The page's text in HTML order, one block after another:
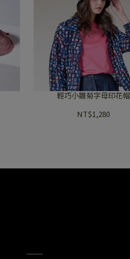
輕巧小雛菊字母印花帽
NT$1,280
———